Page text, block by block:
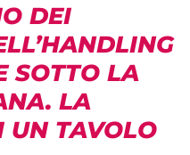
DEI
SOTTO LA
LA
UN TAVOLO